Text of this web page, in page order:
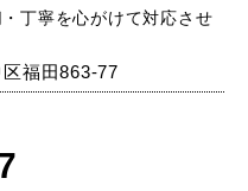
丁寧を心がけて対応させ
福田863-77